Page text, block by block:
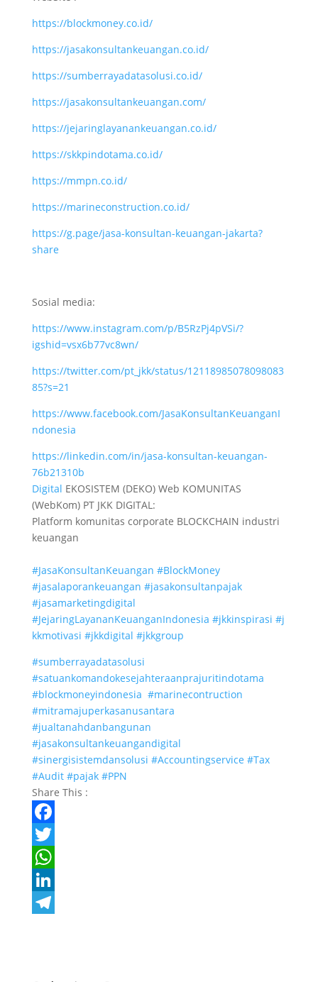
https://blockmoney.co.id/
https://jasakonsultankeuangan.co.id/
https://sumberrayadatasolusi.co.id/
https://jasakonsultankeuangan.com/
https://jejaringlayanankeuangan.co.id/
https://skkpindotama.co.id/
https://mmpn.co.id/
https://marineconstruction.co.id/
https://g.page/jasa-konsultan-keuangan-jakarta?
share
Sosial media:
https://www.instagram.com/p/B5RzPj4pVSi/?
igshid=vsx6b77vc8wn/
https://twitter.com/pt_jkk/status/12118985078098083
85?s=21
https://www.facebook.com/JasaKonsultanKeuanganI
ndonesia
https://linkedin.com/in/jasa-konsultan-keuangan-
76b21310b
Digital EKOSISTEM (DEKO) Web KOMUNITAS
(WebKom) PT JKK DIGITAL:
Platform komunitas corporate BLOCKCHAIN industri
keuangan
#JasaKonsultanKeuangan #BlockMoney
#jasalaporankeuangan #jasakonsultanpajak
#jasamarketingdigital
#JejaringLayananKeuanganIndonesia #jkkinspirasi #j
kkmotivasi #jkkdigital #jkkgroup
#sumberrayadatasolusi
#satuankomandokesejahteraanprajuritindotama
#blockmoneyindonesia #marinecontruction
#mitramajuperkasanusantara
#jualtanahdanbangunan
#jasakonsultankeuangandigital
#sinergisistemdansolusi #Accountingservice #Tax
#Audit#pajak #PPN
Share This :
F
a
c
e
T
w
W
h
L